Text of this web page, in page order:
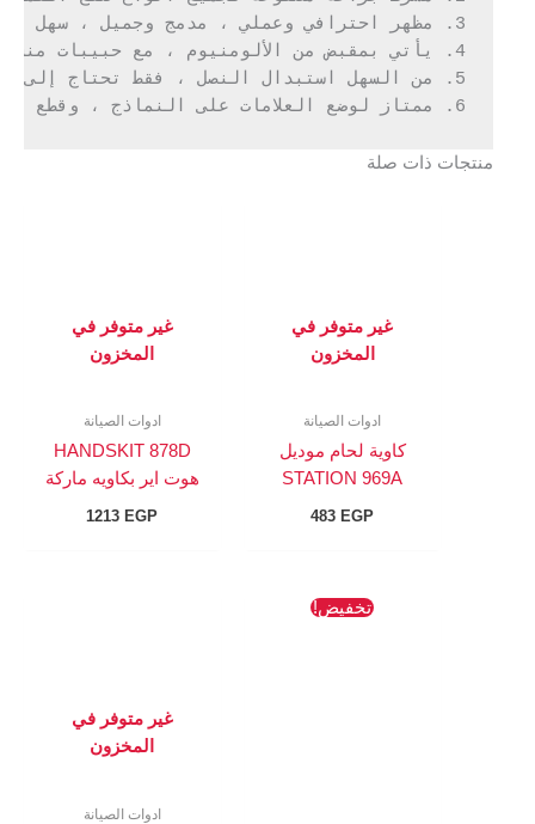
6. ممتاز لوضع العلامات على النماذج ، وقطع الحصير ، والنقش ، والنحت ، والتجريد وغيرها من تطبيقات الهوايات.
منتجات ذات صلة
غير متوفر في
المخزون
ادوات الصيانة
كاوية لحام موديل
STATION 969A
483EGP
غير متوفر في
المخزون
ادوات الصيانة
HANDSKIT 878D
هوت اير بكاويه ماركة
1213EGP
تخفيض!
السعر
الأصلي
غير متوفر في
المخزون
ادوات الصيانة